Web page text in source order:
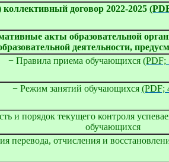
коллективный договор 2022-2025
акты образовательной
деятельности,
− Правила приема обучающихся (PDF;
− Режим занятий обучающихся (PDF;
и порядок текущего контроля
обучающихся
перевода, отчисления и